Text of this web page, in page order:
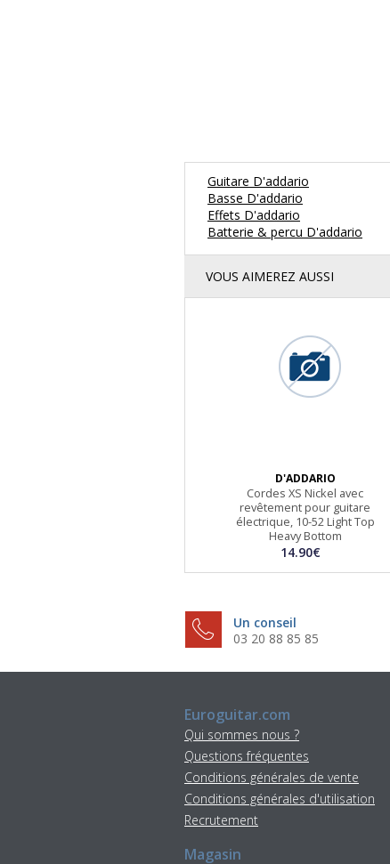
Guitare D'addario
Basse D'addario
Effets D'addario
Batterie & percu D'addario
VOUS AIMEREZ AUSSI
D'ADDARIO
Cordes XS Nickel avec
revêtement pour guitare
électrique, 10-52 Light Top
Heavy Bottom
14.90€
Un conseil
03 20 88 85 85
Euroguitar.com
Qui sommes nous ?
Questions fréquentes
Conditions générales de vente
Conditions générales d'utilisation
Recrutement
Magasin